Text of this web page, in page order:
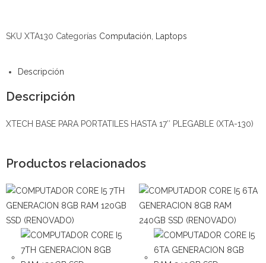
SKU XTA130 Categorías Computación Laptops
Descripción
Descripción
XTECH BASE PARA PORTATILES HASTA 17″ PLEGABLE (XTA-130)
Productos relacionados